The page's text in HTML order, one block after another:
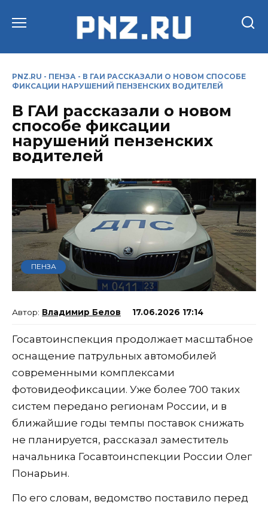
PNZ.RU - ПЕНЗА - В ГАИ РАССКАЗАЛИ О НОВОМ СПОСОБЕ
ФИКСАЦИИ НАРУШЕНИЙ ПЕНЗЕНСКИХ ВОДИТЕЛЕЙ
В ГАИ рассказали о новом
способе фиксации
нарушений пензенских
водителей
ПЕНЗА
Владимир Белов 17.06.2026 17:14
Госавтоинспекция продолжает масштабное
оснащение патрульных автомобилей
современными комплексами
фотовидеофиксации. Уже более 700 таких
систем передано регионам России, и в
ближайшие годы темпы поставок снижать
не планируется, рассказал заместитель
начальника Госавтоинспекции России Олег
Понарьин.
По его словам, ведомство поставило перед